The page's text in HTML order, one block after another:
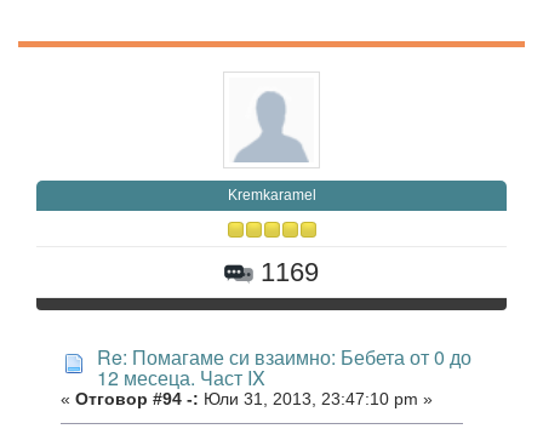
Kremkaramel
1169
Re: Помагаме си взаимно: Бебета от 0 до
12 месеца. Част IX
« Отговор #94 -: Юли 31, 2013, 23:47:10 pm »